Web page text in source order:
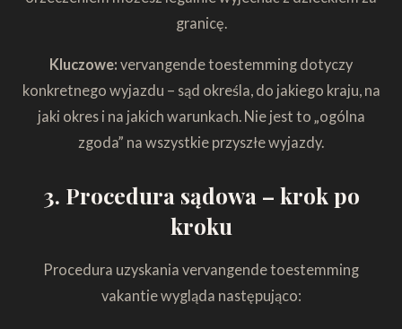
granicę.
Kluczowe: vervangende toestemming dotyczy
konkretnego wyjazdu – sąd określa, do jakiego kraju, na
jaki okres i na jakich warunkach. Nie jest to „ogólna
zgoda” na wszystkie przyszłe wyjazdy.
3. Procedura sądowa – krok po
kroku
Procedura uzyskania vervangende toestemming
vakantie wygląda następująco: